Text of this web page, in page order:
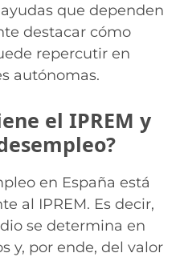
que dependen
destacar cómo
repercutir en
autónomas.
el IPREM y
en España está
al IPREM. Es decir,
se determina en
y, por ende, del valor